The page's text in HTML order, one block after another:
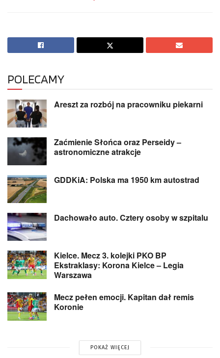
POLECAMY
Areszt za rozbój na pracowniku piekarni
Zaćmienie Słońca oraz Perseidy –
astronomiczne atrakcje
GDDKiA: Polska ma 1950 km autostrad
Dachowało auto. Cztery osoby w szpitalu
Kielce. Mecz 3. kolejki PKO BP
Ekstraklasy: Korona Kielce – Legia
Warszawa
Mecz pełen emocji. Kapitan dał remis
Koronie
POKAŻ WIĘCEJ